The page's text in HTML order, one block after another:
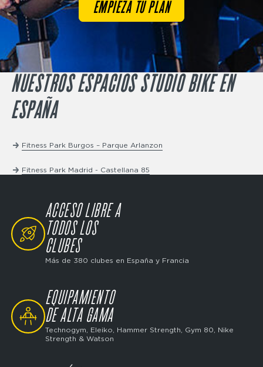
EMPIEZA TU PLAN
NUESTROS ESPACIOS STUDIO BIKE EN
ESPAÑA
Fitness Park Burgos – Parque Arlanzon
Fitness Park Madrid - Castellana 85
SVG
ACCESO LIBRE A
TODOS LOS
CLUBES
Más de 380 clubes en España y Francia
SVG
EQUIPAMIENTO
DE ALTA GAMA
Technogym, Eleiko, Hammer Strength, Gym 80, Nike
Strength & Watson